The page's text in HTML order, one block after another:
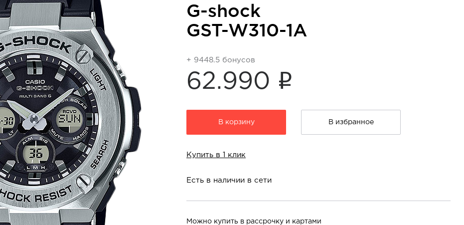
G-shock
GST-W310-1A
+ 9448.5 бонусов
62.990 i
В корзину В избранное
Купить в 1 клик
Есть в наличии в сети
Можно купить в рассрочку и картами